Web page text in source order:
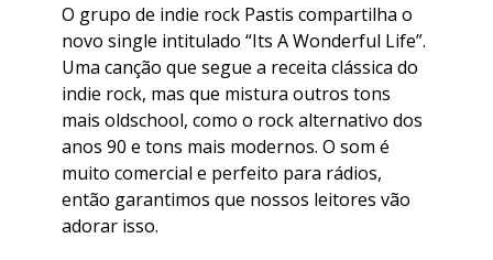
O grupo de indie rock Pastis compartilha o
novo single intitulado “Its A Wonderful Life”.
Uma canção que segue a receita clássica do
indie rock, mas que mistura outros tons
mais oldschool, como o rock alternativo dos
anos 90 e tons mais modernos. O som é
muito comercial e perfeito para rádios,
então garantimos que nossos leitores vão
adorar isso.